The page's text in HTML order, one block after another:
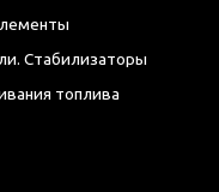
Стабилизаторы
топлива